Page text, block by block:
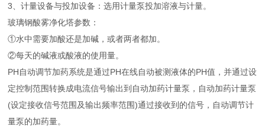
3、计量设备与投加设备：选用计量泵投加溶液与计量。
玻璃钢酸雾净化塔参数：
①水中需要加酸还是加碱，或者两者都加。
②每天的碱液或酸液的使用量。
PH自动调节加药系统是通过PH在线自动被测液体的PH值，并通过设
定控制范围转换成电流信号输出到自动加药计量泵，自动加药计量泵
(设定接收信号范围及输出频率范围)通过接收到的信号，自动调节计
量泵的加药量。